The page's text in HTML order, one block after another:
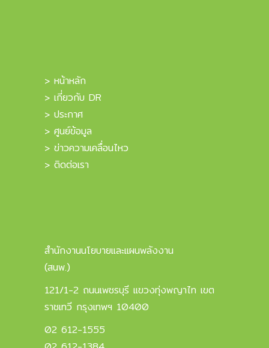
> หน้าหลัก
> เกี่ยวกับ DR
> ประกาศ
> ศูนย์ข้อมูล
> ข่าวความเคลื่อนไหว
> ติดต่อเรา
สำนักงานนโยบายและแผนพลังงาน
(สนพ.)
121/1-2 ถนนเพชรบุรี แขวงทุ่งพญาไท เขต
ราชเทวี กรุงเทพฯ 10400
02 612-1555